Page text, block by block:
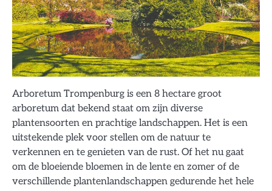
Arboretum Trompenburg is een 8 hectare groot
arboretum dat bekend staat om zijn diverse
plantensoorten en prachtige landschappen. Het is een
uitstekende plek voor stellen om de natuur te
verkennen en te genieten van de rust. Of het nu gaat
om de bloeiende bloemen in de lente en zomer of de
verschillende plantenlandschappen gedurende het hele